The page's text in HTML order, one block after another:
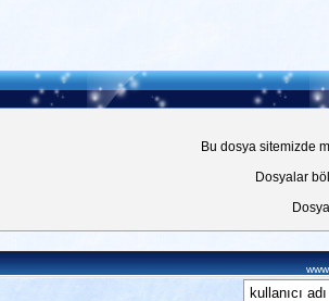
Bu dosya sitemizde
Dosyalar